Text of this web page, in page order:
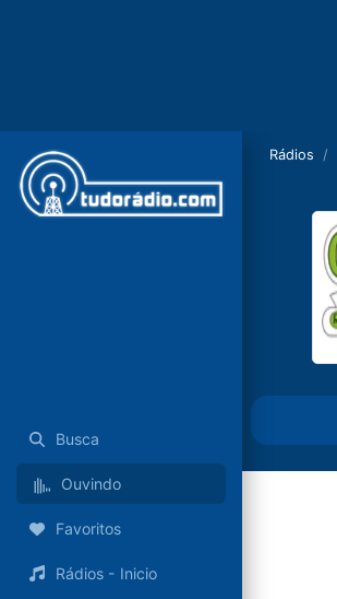
Busca
Ouvindo
Favoritos
Rádios - Inicio
Rádios